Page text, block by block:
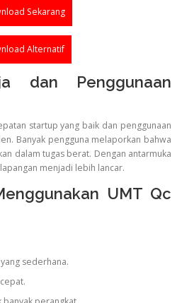
Sekarang
Alternatif
dan Penggunaan
startup yang baik dan penggunaan
Banyak pengguna melaporkan bahwa
dalam tugas berat. Dengan antarmuka
menjadi lebih lancar.
UMT Qc
sederhana.